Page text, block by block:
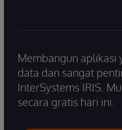
Membangun aplikasi
data dan sangat
InterSystems IRIS.
secara gratis hari ini.